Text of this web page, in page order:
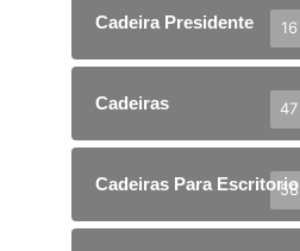
Cadeira Presidente 16
Cadeiras 47
Cadeiras Para Escritorio
58